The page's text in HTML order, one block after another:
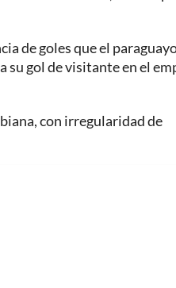
de goles que el
gol de visitante en el
con irregularidad de